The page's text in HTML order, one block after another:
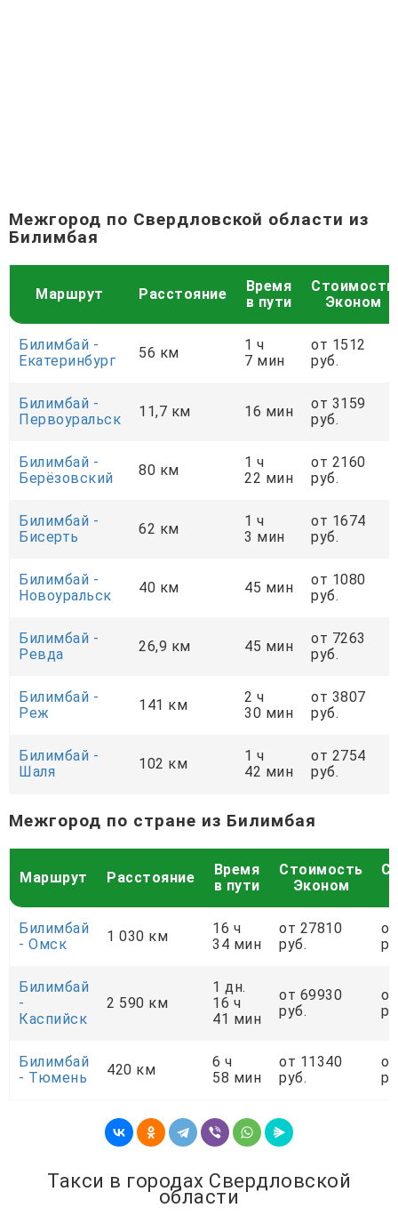
Межгород по Свердловской области из
Билимбая
Маршрут Расстояние
Время
в пути
Стоимость
Эконом
Билимбай -
Екатеринбург
56 км
1 ч
7 мин
от 1512
руб.
Билимбай -
Первоуральск
11,7 км 16 мин
от 3159
руб.
Билимбай -
Берёзовский
80 км
1 ч
22 мин
от 2160
руб.
Билимбай -
Бисерть
62 км
1 ч
3 мин
от 1674
руб.
Билимбай -
Новоуральск
40 км 45 мин
от 1080
руб.
Билимбай -
Ревда
26,9 км 45 мин
от 7263
руб.
Билимбай -
Реж
141 км
2 ч
30 мин
от 3807
руб.
Билимбай -
Шаля
102 км
1 ч
42 мин
от 2754
руб.
Межгород по стране из Билимбая
Маршрут Расстояние
Время
в пути
Стоимость
Эконом
Билимбай
- Омск
1 030 км
16 ч
34 мин
от 27810
руб.
Билимбай
-
Каспийск
2 590 км
1 дн.
16 ч
41 мин
от 69930
руб.
Билимбай
- Тюмень
420 км
6 ч
58 мин
от 11340
руб.
Такси в городах Свердловской
области